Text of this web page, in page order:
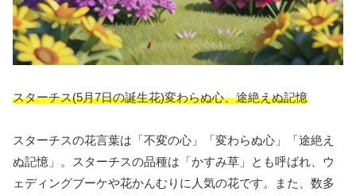
スターチス(5月7日の誕生花)変わらぬ心、途絶えぬ記憶
スターチスの花言葉は「不変の心」「変わらぬ心」「途絶え
ぬ記憶」。スターチスの品種は「かすみ草」とも呼ばれ、ウ
ェディングブーケや花かんむりに人気の花です。また、数多